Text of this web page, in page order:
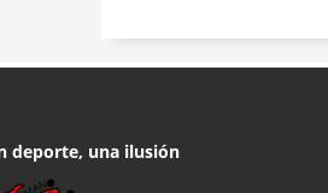
deporte, una ilusión